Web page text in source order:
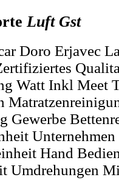
Luft Gst
Doro Erjavec
Watt Inkl Meet
Gewerbe
Hand
Umdrehungen